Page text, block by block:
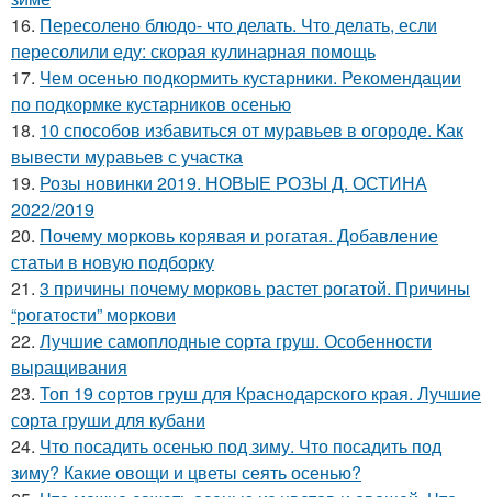
16. Пересолено блюдо- что делать. Что делать, если
пересолили еду: скорая кулинарная помощь
17. Чем осенью подкормить кустарники. Рекомендации
по подкормке кустарников осенью
18. 10 способов избавиться от муравьев в огороде. Как
вывести муравьев с участка
19. Розы новинки 2019. НОВЫЕ РОЗЫ Д. ОСТИНА
2022/2019
20. Почему морковь корявая и рогатая. Добавление
статьи в новую подборку
21. 3 причины почему морковь растет рогатой. Причины
“рогатости” моркови
22. Лучшие самоплодные сорта груш. Особенности
выращивания
23. Топ 19 сортов груш для Краснодарского края. Лучшие
сорта груши для кубани
24. Что посадить осенью под зиму. Что посадить под
зиму? Какие овощи и цветы сеять осенью?